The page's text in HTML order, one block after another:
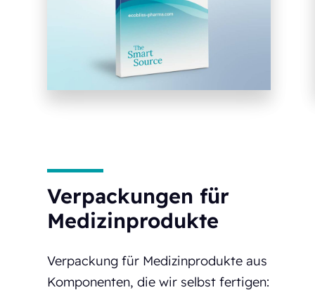
Verpackungen für
Medizinprodukte
Verpackung für Medizinprodukte aus
Komponenten, die wir selbst fertigen: